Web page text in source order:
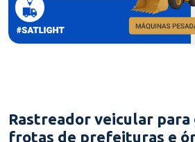
Rastreador veicular para
frotas de prefeituras e